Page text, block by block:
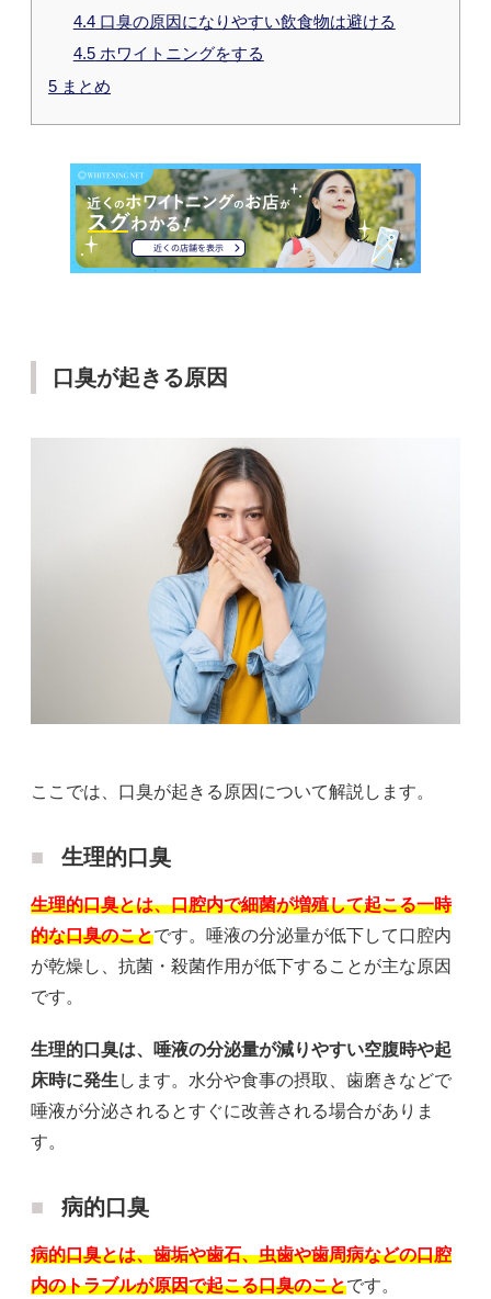
4.4口臭の原因になりやすい飲食物は避ける
4.5ホワイトニングをする
5 まとめ
口臭が起きる原因
ここでは、口臭が起きる原因について解説します。
生理的口臭
生理的口臭とは、口腔内で細菌が増殖して起こる一時
的な口臭のことです。唾液の分泌量が低下して口腔内
が乾燥し、抗菌・殺菌作用が低下することが主な原因
です。
生理的口臭は、唾液の分泌量が減りやすい空腹時や起
床時に発生 します。水分や食事の摂取、歯磨きなどで
唾液が分泌されるとすぐに改善される場合がありま
す。
病的口臭
病的口臭とは、歯垢や歯石、虫歯や歯周病などの口腔
内のトラブルが原因で起こる口臭のことです。